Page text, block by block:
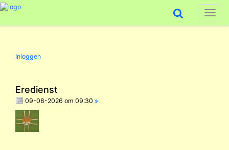
Inloggen
Eredienst
09-08-2026 om 09:30